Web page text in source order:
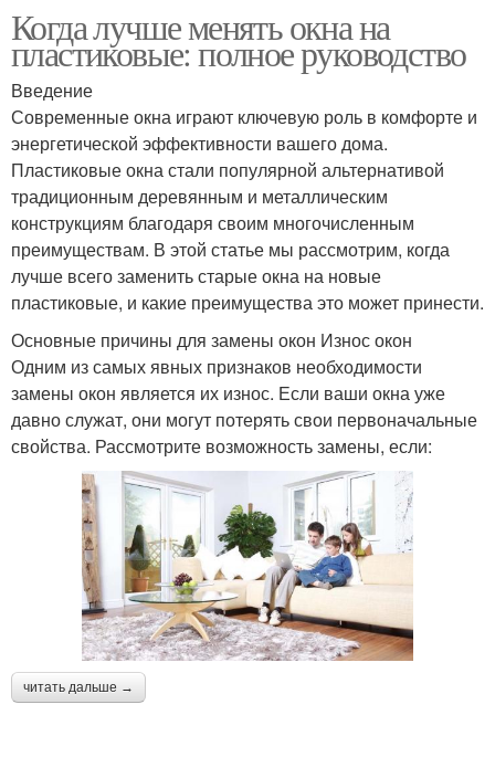
Когда лучше менять окна на
пластиковые: полное руководство
Введение
Современные окна играют ключевую роль в комфорте и
энергетической эффективности вашего дома.
Пластиковые окна стали популярной альтернативой
традиционным деревянным и металлическим
конструкциям благодаря своим многочисленным
преимуществам. В этой статье мы рассмотрим, когда
лучше всего заменить старые окна на новые
пластиковые, и какие преимущества это может принести.
Основные причины для замены окон Износ окон
Одним из самых явных признаков необходимости
замены окон является их износ. Если ваши окна уже
давно служат, они могут потерять свои первоначальные
свойства. Рассмотрите возможность замены, если:
читать дальше →